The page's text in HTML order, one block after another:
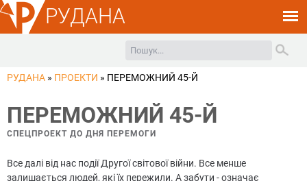
РУДАНА
РУДАНА » ПРОЕКТИ » ПЕРЕМОЖНИЙ 45-Й
ПЕРЕМОЖНИЙ 45-Й
СПЕЦПРОЕКТ ДО ДНЯ ПЕРЕМОГИ
Все далі від нас події Другої світової війни. Все менше
залишається людей, які їх пережили. А забути - означає